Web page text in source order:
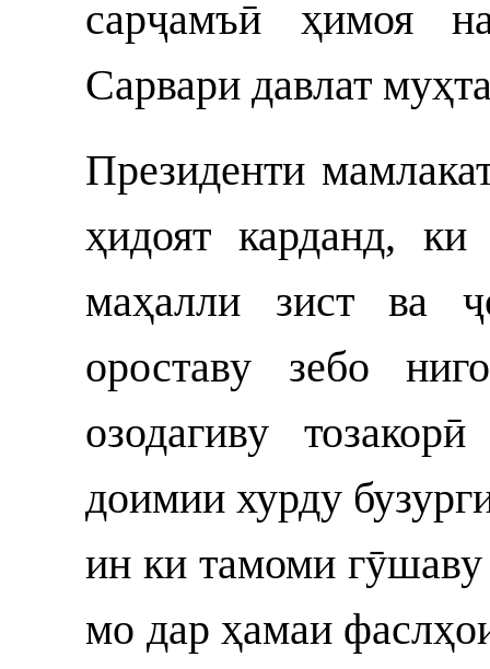
сарҷамъӣ ҳимоя
Сарвари давлат
Президенти
ҳидоят карданд,
маҳалли зист ва
ороставу зебо
озодагиву
доимии хурду
ин ки тамоми гӯшаву
мо дар ҳамаи